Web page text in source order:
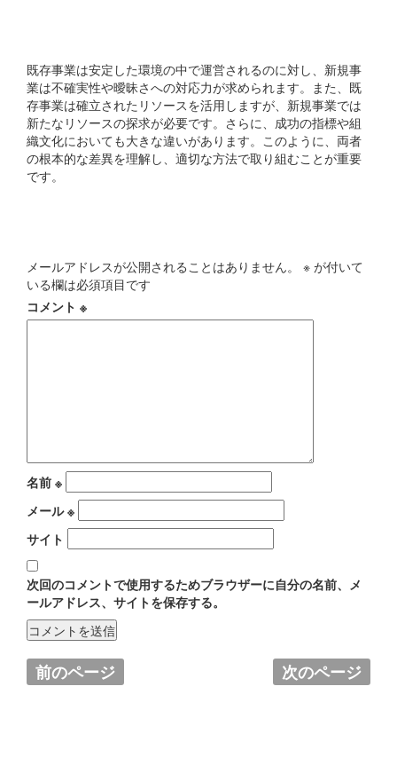
既存事業は安定した環境の中で運営されるのに対し、新規事
業は不確実性や曖昧さへの対応力が求められます。また、既
存事業は確立されたリソースを活用しますが、新規事業では
新たなリソースの探求が必要です。さらに、成功の指標や組
織文化においても大きな違いがあります。このように、両者
の根本的な差異を理解し、適切な方法で取り組むことが重要
です。
メールアドレスが公開されることはありません。 ※ が付いて
いる欄は必須項目です
コメント ※
名前 ※
メール※
サイト
次回のコメントで使用するためブラウザーに自分の名前、メ
ールアドレス、サイトを保存する。
前のページ 次のページ